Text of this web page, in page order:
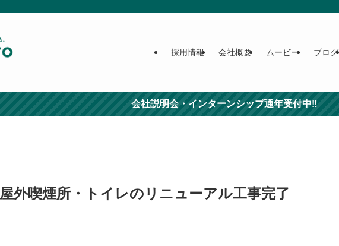
採用情報 会社概要 ムービー ブログ
会社説明会・インターンシップ通年受付中‼
屋外喫煙所・トイレのリニューアル工事完了